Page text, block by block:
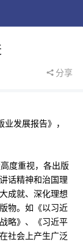
分享
发展报告》，
度重视，各出版
话精神和治国理
成就、深化理想
物。如《以习近
略》、《习近平
社会上产生广泛